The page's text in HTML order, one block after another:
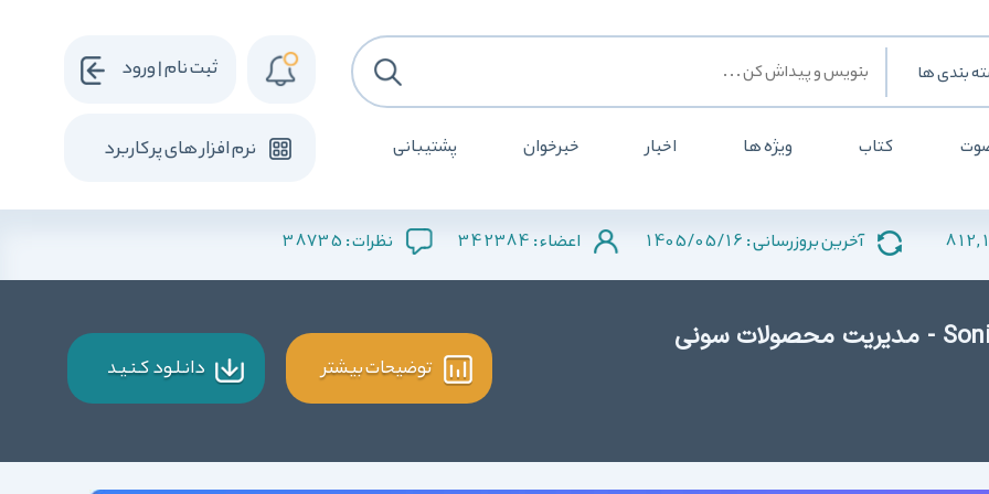
بندی ها
کتاب ویژه ها اخبار خبرخوان پشتیبانی نرم افزار های پرکاربرد
ثبت نام | ورود
آخرین بروزرسانی : 1405/05/16 اعضاء : 342384 نظرات : 38735
توضیحات بیشتر دانـلـود کـنـیـد